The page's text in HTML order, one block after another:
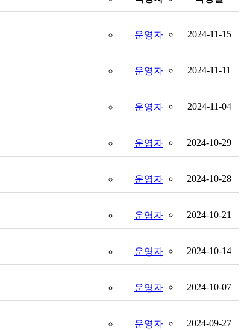
운영자 2024-11-15
운영자 2024-11-11
운영자 2024-11-04
운영자 2024-10-29
운영자 2024-10-28
운영자 2024-10-21
운영자 2024-10-14
운영자 2024-10-07
운영자 2024-09-27